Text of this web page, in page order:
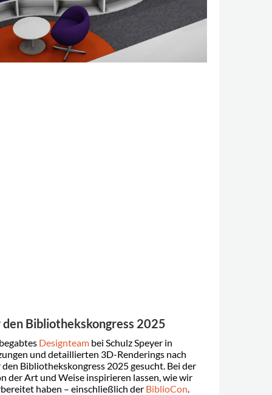
Bibliothekskongress 2025
Designteam bei Schulz Speyer in
und detaillierten 3D-Renderings nach
Bibliothekskongress 2025 gesucht. Bei der
der Art und Weise inspirieren lassen, wie wir
haben – einschließlich der BiblioCon.